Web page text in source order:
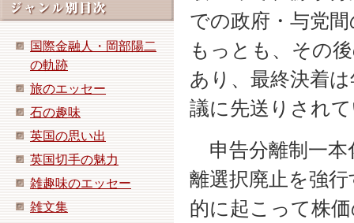
国際金融人・岡部陽二
の軌跡
旅のエッセー
石の趣味
英国の思い出
英国切手の魅力
雑趣味のエッセー
雑文集
での政府・与党
もっとも、その
あり、最終決着
議に先送りされ
申告分離制一本
離選択廃止を強
的に起こって株